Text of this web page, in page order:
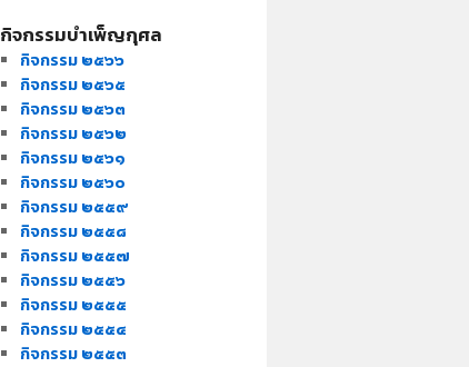
กิจกรรมบำเพ็ญกุศล
กิจกรรม ๒๕๖๖
กิจกรรม ๒๕๖๕
กิจกรรม ๒๕๖๓
กิจกรรม ๒๕๖๒
กิจกรรม ๒๕๖๑
กิจกรรม ๒๕๖๐
กิจกรรม ๒๕๕๙
กิจกรรม ๒๕๕๘
กิจกรรม ๒๕๕๗
กิจกรรม ๒๕๕๖
กิจกรรม ๒๕๕๕
กิจกรรม ๒๕๕๔
กิจกรรม ๒๕๕๓